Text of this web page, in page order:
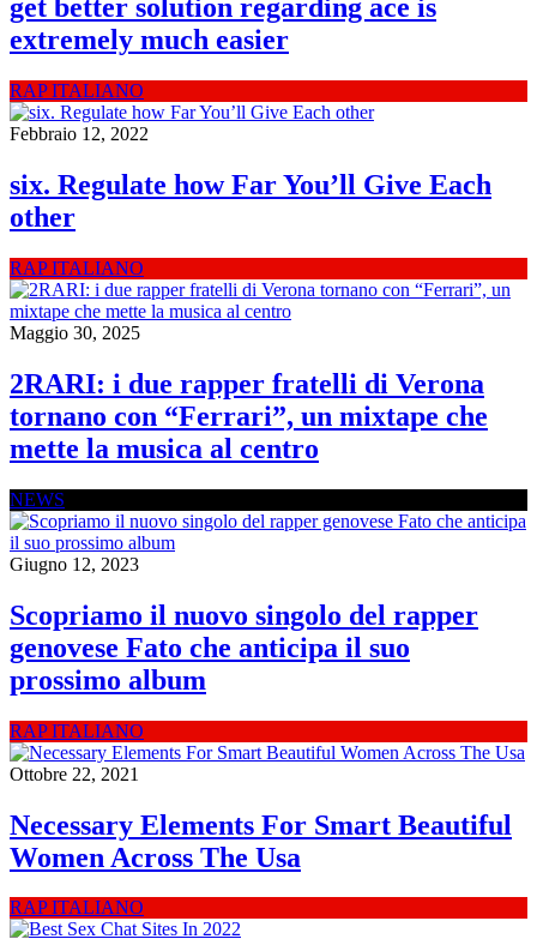
get better solution regarding ace is
extremely much easier
RAP ITALIANO
Febbraio 12, 2022
six. Regulate how Far You’ll Give Each
other
RAP ITALIANO
Maggio 30, 2025
2RARI: i due rapper fratelli di Verona
tornano con “Ferrari”, un mixtape che
mette la musica al centro
NEWS
Giugno 12, 2023
Scopriamo il nuovo singolo del rapper
genovese Fato che anticipa il suo
prossimo album
RAP ITALIANO
Ottobre 22, 2021
Necessary Elements For Smart Beautiful
Women Across The Usa
RAP ITALIANO